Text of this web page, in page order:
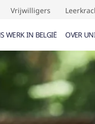
Vrijwilligers
WERK IN BELGIË OVER
)